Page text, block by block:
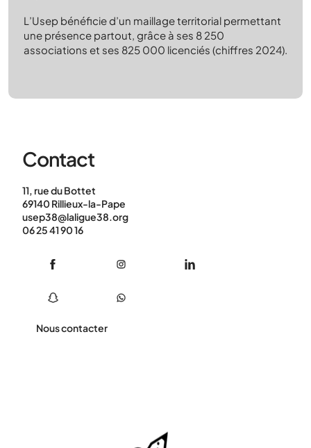
L’Usep bénéficie d’un maillage territorial permettant
une présence partout, grâce à ses 8 250
associations et ses 825 000 licenciés (chiffres 2024).
Contact
11, rue du Bottet
69140 Rillieux-la-Pape
usep38@laligue38.org
06 25 41 90 16
Nous contacter